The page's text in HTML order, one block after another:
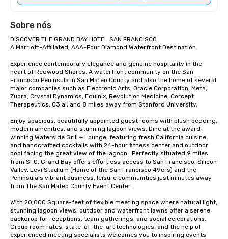
Sobre nós
DISCOVER THE GRAND BAY HOTEL SAN FRANCISCO
A Marriott-Affiliated, AAA-Four Diamond Waterfront Destination.
Experience contemporary elegance and genuine hospitality in the
heart of Redwood Shores. A waterfront community on the San
Francisco Peninsula in San Mateo County and also the home of several
major companies such as Electronic Arts, Oracle Corporation, Meta,
Zuora, Crystal Dynamics, Equinix, Revolution Medicine, Corcept
Therapeutics, C3.ai, and 8 miles away from Stanford University.
Enjoy spacious, beautifully appointed guest rooms with plush bedding,
modern amenities, and stunning lagoon views. Dine at the award-
winning Waterside Grill + Lounge, featuring fresh California cuisine
and handcrafted cocktails with 24-hour fitness center and outdoor
pool facing the great view of the lagoon.  Perfectly situated 9 miles
from SFO, Grand Bay offers effortless access to San Francisco, Silicon
Valley, Levi Stadium (Home of the San Francisco 49ers) and the
Peninsula’s vibrant business, leisure communities just minutes away
from The San Mateo County Event Center.
With 20,000 Square-feet of flexible meeting space where natural light,
stunning lagoon views, outdoor and waterfront lawns offer a serene
backdrop for receptions, team gatherings, and social celebrations.
Group room rates, state-of-the-art technologies, and the help of
experienced meeting specialists welcomes you to inspiring events